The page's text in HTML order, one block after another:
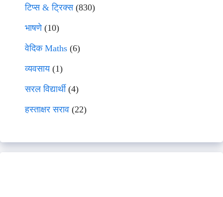
टिप्स & ट्रिक्स(830)
भाषणे(10)
वेदिक Maths (6)
व्यवसाय(1)
सरल विद्यार्थी(4)
हस्ताक्षर सराव (22)